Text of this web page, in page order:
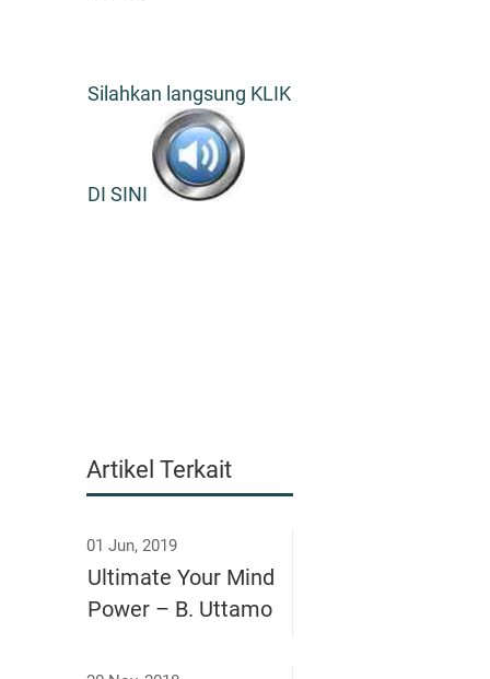
Silahkan langsung KLIK
DI SINI
Artikel Terkait
01 Jun, 2019
Ultimate Your Mind
Power – B. Uttamo